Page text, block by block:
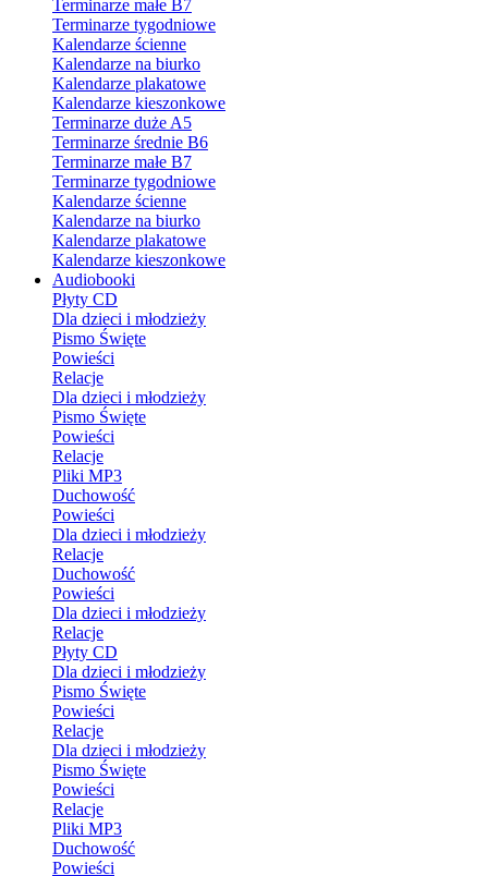
Terminarze małe B7
Terminarze tygodniowe
Kalendarze ścienne
Kalendarze na biurko
Kalendarze plakatowe
Kalendarze kieszonkowe
Terminarze duże A5
Terminarze średnie B6
Terminarze małe B7
Terminarze tygodniowe
Kalendarze ścienne
Kalendarze na biurko
Kalendarze plakatowe
Kalendarze kieszonkowe
Audiobooki
Płyty CD
Dla dzieci i młodzieży
Pismo Święte
Powieści
Relacje
Dla dzieci i młodzieży
Pismo Święte
Powieści
Relacje
Pliki MP3
Duchowość
Powieści
Dla dzieci i młodzieży
Relacje
Duchowość
Powieści
Dla dzieci i młodzieży
Relacje
Płyty CD
Dla dzieci i młodzieży
Pismo Święte
Powieści
Relacje
Dla dzieci i młodzieży
Pismo Święte
Powieści
Relacje
Pliki MP3
Duchowość
Powieści